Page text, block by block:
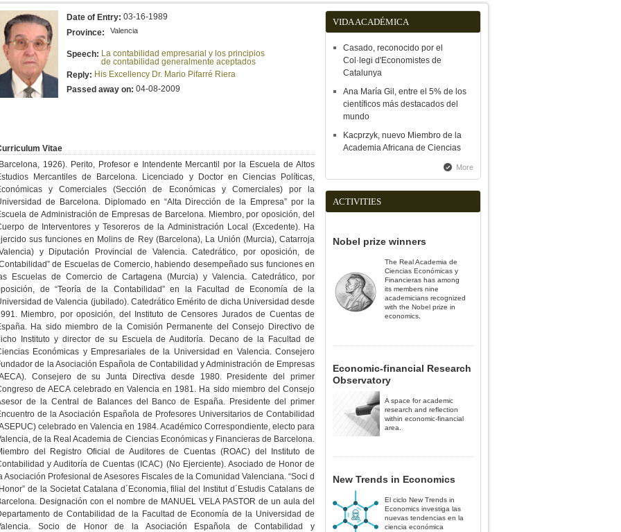
Date of Entry: 03-16-1989
Province:
Valencia
Speech: La contabilidad empresarial y los principios
de contabilidad generalmente aceptados
Reply: His Excellency Dr. Mario Pifarré Riera
Passed away on: 04-08-2009
Vitae
1926). Perito, Profesor e Intendente Mercantil por la Escuela de Altos
Mercantiles de Barcelona. Licenciado y Doctor en Ciencias Políticas,
y Comerciales (Sección de Económicas y Comerciales) por la
de Barcelona. Diplomado en “Alta Dirección de la Empresa” por la
de Administración de Empresas de Barcelona. Miembro, por oposición, del
de Interventores y Tesoreros de la Administración Local (Excedente). Ha
sus funciones en Molins de Rey (Barcelona), La Unión (Murcia), Catarroja
y Diputación Provincial de Valencia. Catedrático, por oposición, de
de Escuelas de Comercio, habiendo desempeñado sus funciones en
Escuelas de Comercio de Cartagena (Murcia) y Valencia. Catedrático, por
de “Teoría de la Contabilidad” en la Facultad de Economía de la
de Valencia (jubilado). Catedrático Emérito de dicha Universidad desde
Miembro, por oposición, del Instituto de Censores Jurados de Cuentas de
Ha sido miembro de la Comisión Permanente del Consejo Directivo de
Instituto y director de su Escuela de Auditoría. Decano de la Facultad de
Económicas y Empresariales de la Universidad en Valencia. Consejero
de la Asociación Española de Contabilidad y Administración de Empresas
Consejero de su Junta Directiva desde 1980. Presidente del primer
de AECA celebrado en Valencia en 1981. Ha sido miembro del Consejo
de la Central de Balances del Banco de España. Presidente del primer
de la Asociación Española de Profesores Universitarios de Contabilidad
celebrado en Valencia en 1984. Académico Correspondiente, electo para
de la Real Academia de Ciencias Económicas y Financieras de Barcelona.
del Registro Oficial de Auditores de Cuentas (ROAC) del Instituto de
y Auditoría de Cuentas (ICAC) (No Ejerciente). Asociado de Honor de
Asociación Profesional de Asesores Fiscales de la Comunidad Valenciana. “Soci d
de la Societat Catalana d´Economia, filial del Institut d´Estudis Catalans de
Designación con el nombre de MANUEL VELA PASTOR de un aula del
de Contabilidad de la Facultad de Economía de la Universidad de
Socio de Honor de la Asociación Española de Contabilidad y
VIDA ACADÉMICA
Casado, reconocido por el
Col·legi d'Economistes de
Catalunya
Ana María Gil, entre el 5% de los
científicos más destacados del
mundo
Kacprzyk, nuevo Miembro de la
Academia Africana de Ciencias
More
ACTIVITIES
Nobel prize winners
The Real Academia de
Ciencias Económicas y
Financieras has among
its members nine
academicians recognized
with the Nobel prize in
economics.
Economic-financial Research
Observatory
A space for academic
research and reflection
within economic-financial
area.
New Trends in Economics
El ciclo New Trends in
Economics investiga las
nuevas tendencias en la
ciencia económica